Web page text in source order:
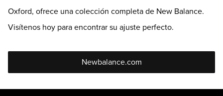
Oxford, ofrece una colección completa de New Balance.
Visítenos hoy para encontrar su ajuste perfecto.
Newbalance.com